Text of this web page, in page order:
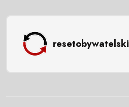
resetobywatelski